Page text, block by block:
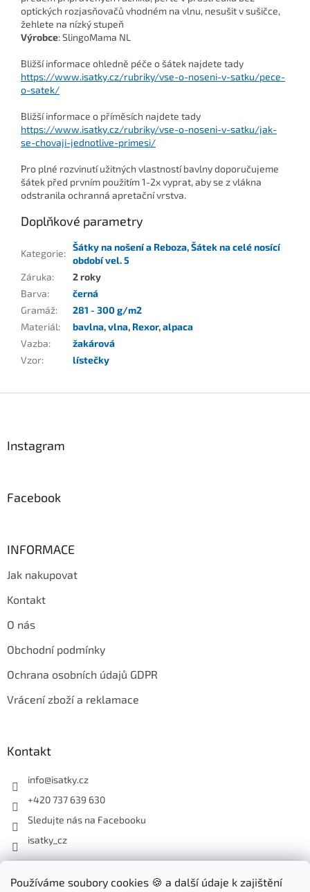
Používáme soubory cookies 🍪 a další údaje k zajištění
optických rozjasňovačů vhodném na vlnu, nesušit v sušičce,
žehlete na nízký stupeň
Výrobce: SlingoMama NL
Bližší informace ohledně péče o šátek najdete tady
https://www.isatky.cz/rubriky/vse-o-noseni-v-satku/pece-
o-satek/
Bližší informace o příměsích najdete tady
https://www.isatky.cz/rubriky/vse-o-noseni-v-satku/jak-
se-chovaji-jednotlive-primesi/
Pro plné rozvinutí užitných vlastností bavlny doporučujeme
šátek před prvním použitím 1-2x vyprat, aby se z vlákna
odstranila ochranná apretační vrstva.
Doplňkové parametry
Kategorie:
Šátky na nošení a Reboza,Šátek na celé nosící
období vel. 5
Záruka:
2 roky
Barva:
černá
Gramáž:
281 - 300 g/m2
Materiál: bavlna,vlna, Rexor,alpaca
Vazba:
žakárová
Vzor: lístečky
Instagram
Facebook
INFORMACE
Jak nakupovat
Kontakt
O nás
Obchodní podmínky
Ochrana osobních údajů GDPR
Vrácení zboží a reklamace
Kontakt
info@isatky.cz
+420 737 639 630
Sledujte nás na Facebooku
isatky_cz
Odebírat newsletter